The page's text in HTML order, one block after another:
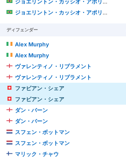
ジョエリントン・カッシオ・アポリナリオ・デ・リラ
ジョエリントン・カッシオ・アポリナリオ・デ・リラ
ディフェンダー
Alex Murphy
Alex Murphy
ヴァレンティノ・リブラメント
ヴァレンティノ・リブラメント
ファビアン・シェア
ファビアン・シェア
ダン・バーン
ダン・バーン
スフェン・ボットマン
スフェン・ボットマン
マリック・チャウ